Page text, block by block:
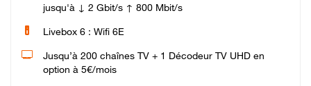
jusqu'à ↓ 2 Gbit/s ↑ 800 Mbit/s
Livebox 6 : Wifi 6E
Jusqu’à 200 chaînes TV + 1 Décodeur TV UHD en
option à 5€/mois